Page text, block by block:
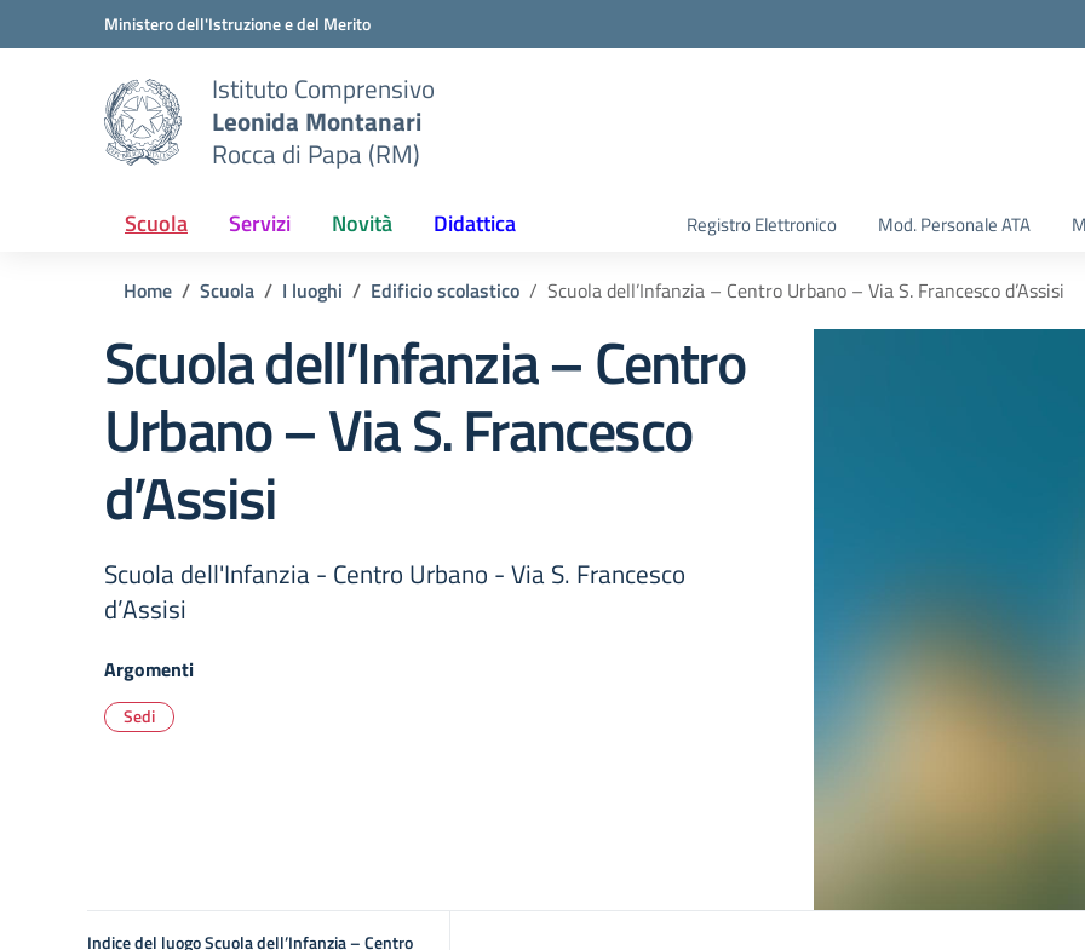
Vai ai contenuti
Vai al menu di navigazioneMinistero dell'Istruzione e del Merito
Istituto Comprensivo
Leonida Montanari
Rocca di Papa (RM)
Scuola Servizi Novità Didattica Registro Elettronico Mod. Personale ATA
Home Scuola I luoghi Edificio scolastico Scuola dell’Infanzia – Centro Urbano – Via S. Francesco d’Assisi
Scuola dell’Infanzia – Centro
Urbano – Via S. Francesco
d’Assisi
Scuola dell'Infanzia - Centro Urbano - Via S. Francesco
d’Assisi
Argomenti
Sedi
Indice del luogo Scuola dell’Infanzia – Centro